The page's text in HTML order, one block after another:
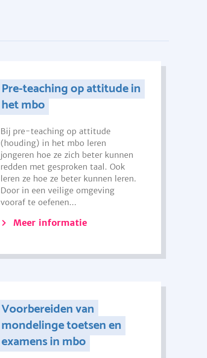
Pre-teaching op attitude in
het mbo
Bij pre-teaching op attitude
(houding) in het mbo leren
jongeren hoe ze zich beter kunnen
redden met gesproken taal. Ook
leren ze hoe ze beter kunnen leren.
Door in een veilige omgeving
vooraf te oefenen...
Meer informatie
Voorbereiden van
mondelinge toetsen en
examens in mbo